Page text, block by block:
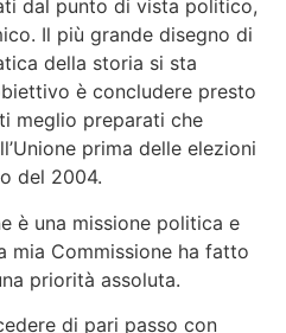
dal punto di vista politico,
Il più grande disegno di
della storia si sta
è concludere presto
meglio preparati che
prima delle elezioni
del 2004.
è una missione politica e
mia Commissione ha fatto
priorità assoluta.
di pari passo con